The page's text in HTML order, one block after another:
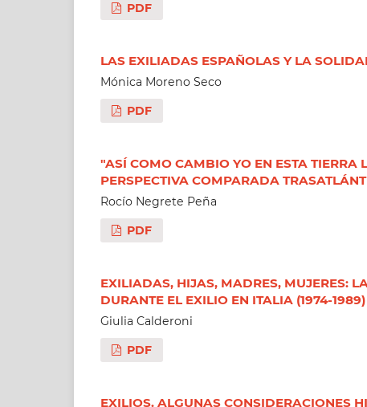
PDF
LAS EXILIADAS ESPAÑOLAS Y LA
Mónica Moreno Seco
PDF
"ASÍ COMO CAMBIO YO EN ESTA TIERRA
PERSPECTIVA COMPARADA
Rocío Negrete Peña
PDF
EXILIADAS, HIJAS, MADRES, MUJERES:
DURANTE EL EXILIO EN ITALIA (1974-1989)
Giulia Calderoni
PDF
EXILIOS. ALGUNAS CONSIDERACIONES